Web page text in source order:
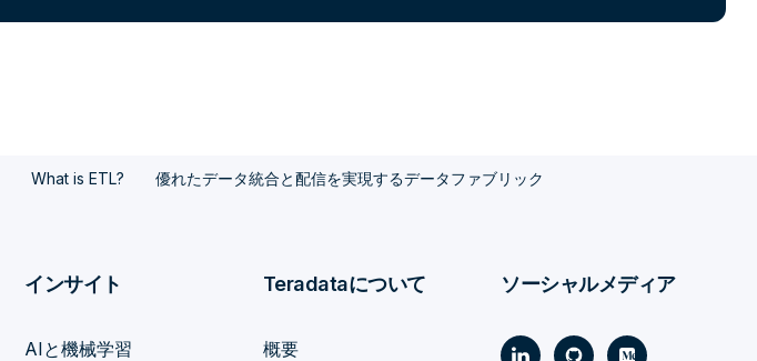
What is ETL? 優れたデータ統合と配信を実現するデータファブリック
インサイト
AIと機械学習
Teradataについて
概要
ソーシャルメディア